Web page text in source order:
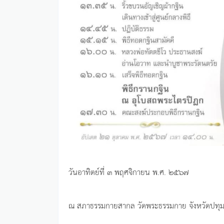
วันอาทิตย์ที่ ๓ พฤศจิกายน พ.ศ. ๒๕๖๗
ณ สภาธรรมกายสากล วัดพระธรรมกาย จังหวัดปทุ